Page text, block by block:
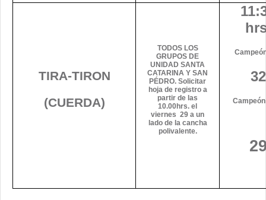
TIRA-TIRON
(CUERDA)
TODOS LOS
GRUPOS DE
UNIDAD SANTA
CATARINA Y SAN
PÉDRO. Solicitar
hoja de registro a
partir de las
10.00hrs. el
viernes 29 a un
lado de la cancha
polivalente.
32